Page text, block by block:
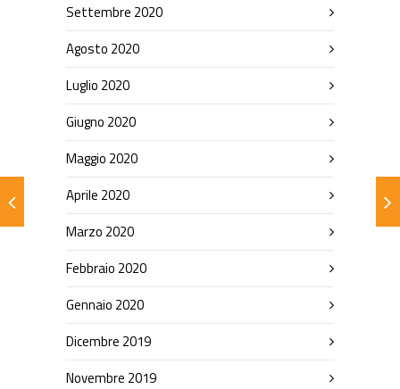
Settembre 2020
Agosto 2020
Luglio 2020
Giugno 2020
Maggio 2020
Aprile 2020
Marzo 2020
Febbraio 2020
Gennaio 2020
Dicembre 2019
Novembre 2019